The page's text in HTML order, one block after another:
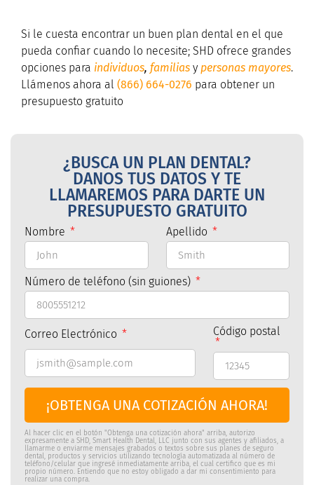
Si le cuesta encontrar un buen plan dental en el que
pueda confiar cuando lo necesite; SHD ofrece grandes
opciones para individuos, familias y personas mayores.
Llámenos ahora al (866) 664-0276 para obtener un
presupuesto gratuito
¿BUSCA UN PLAN DENTAL?
DANOS TUS DATOS Y TE
LLAMAREMOS PARA DARTE UN
PRESUPUESTO GRATUITO
Nombre Apellido
Número de teléfono (sin guiones)
Correo Electrónico Código postal
¡OBTENGA UNA COTIZACIÓN AHORA!
Al hacer clic en el botón "Obtenga una cotización ahora" arriba, autorizo
expresamente a SHD, Smart Health Dental, LLC junto con sus agentes y afiliados, a
llamarme o enviarme mensajes grabados o textos sobre sus planes de seguro
dental, productos y servicios utilizando tecnología automatizada al número de
teléfono/celular que ingresé inmediatamente arriba, el cual certifico que es mi
propio número. Entiendo que no estoy obligado a dar mi consentimiento para
realizar una compra.